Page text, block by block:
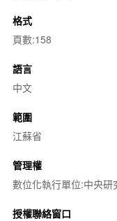
格式
頁數:158
語言
中文
範圍
江蘇省
管理權
數位化執行單位:中央研
授權聯絡窗口